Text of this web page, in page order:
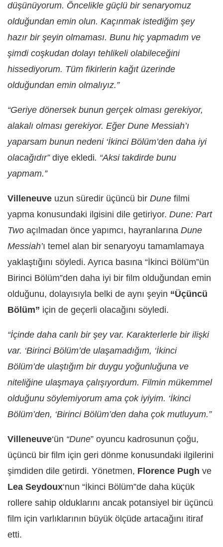
düşünüyorum. Öncelikle güçlü bir senaryomuz
olduğundan emin olun. Kaçınmak istediğim şey
hazır bir şeyin olmaması. Bunu hiç yapmadım ve
şimdi coşkudan dolayı tehlikeli olabileceğini
hissediyorum. Tüm fikirlerin kağıt üzerinde
olduğundan emin olmalıyız.”
“Geriye dönersek bunun gerçek olması gerekiyor,
alakalı olması gerekiyor. Eğer Dune Messiah’ı
yaparsam bunun nedeni ‘İkinci Bölüm’den daha iyi
olacağıdır” diye ekledi. “Aksi takdirde bunu
yapmam.”
Villeneuve uzun süredir üçüncü bir Dune filmi
yapma konusundaki ilgisini dile getiriyor. Dune: Part
Two açılmadan önce yapımcı, hayranlarına Dune
Messiah’ı temel alan bir senaryoyu tamamlamaya
yaklaştığını söyledi. Ayrıca basına “İkinci Bölüm”ün
Birinci Bölüm”den daha iyi bir film olduğundan emin
olduğunu, dolayısıyla belki de aynı şeyin “Üçüncü
Bölüm” için de geçerli olacağını söyledi.
“İçinde daha canlı bir şey var. Karakterlerle bir ilişki
var. ‘Birinci Bölüm’de ulaşamadığım, ‘İkinci
Bölüm’de ulaştığım bir duygu yoğunluğuna ve
niteliğine ulaşmaya çalışıyordum. Filmin mükemmel
olduğunu söylemiyorum ama çok iyiyim. ‘İkinci
Bölüm’den, ‘Birinci Bölüm’den daha çok mutluyum.”
Villeneuve‘ün “Dune” oyuncu kadrosunun çoğu,
üçüncü bir film için geri dönme konusundaki ilgilerini
şimdiden dile getirdi. Yönetmen, Florence Pugh ve
Lea Seydoux‘nun “İkinci Bölüm”de daha küçük
rollere sahip olduklarını ancak potansiyel bir üçüncü
film için varlıklarının büyük ölçüde artacağını itiraf
etti.